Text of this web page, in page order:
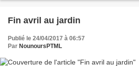
Fin avril au jardin
Publié le 24/04/2017 à 06:57
Par NounoursPTML